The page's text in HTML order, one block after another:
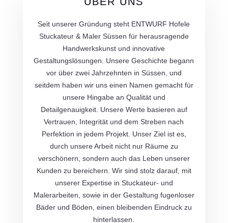
Seit unserer Gründung steht ENTWURF Hofele
Stuckateur & Maler Süssen für herausragende
Handwerkskunst und innovative
Gestaltungslösungen. Unsere Geschichte begann
vor über zwei Jahrzehnten in Süssen, und
seitdem haben wir uns einen Namen gemacht für
unsere Hingabe an Qualität und
Detailgenauigkeit. Unsere Werte basieren auf
Vertrauen, Integrität und dem Streben nach
Perfektion in jedem Projekt. Unser Ziel ist es,
durch unsere Arbeit nicht nur Räume zu
verschönern, sondern auch das Leben unserer
Kunden zu bereichern. Wir sind stolz darauf, mit
unserer Expertise in Stuckateur- und
Malerarbeiten, sowie in der Gestaltung fugenloser
Bäder und Böden, einen bleibenden Eindruck zu
hinterlassen.